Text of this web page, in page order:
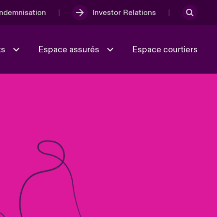
Investor Relations
Full Spectrum Cyber
Les Incidents Cybers qui auraient
pu être évités
Espace assurés Espace courtiers